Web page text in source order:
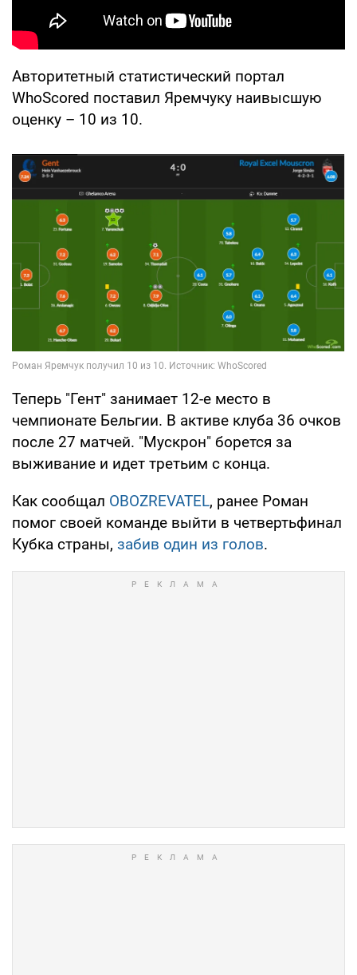
Авторитетный статистический портал
WhoScored поставил Яремчуку наивысшую
оценку – 10 из 10.
Теперь "Гент" занимает 12-е место в
чемпионате Бельгии. В активе клуба 36 очков
после 27 матчей. "Мускрон" борется за
выживание и идет третьим с конца.
Как сообщал OBOZREVATEL, ранее Роман
помог своей команде выйти в четвертьфинал
Кубка страны, забив один из голов.